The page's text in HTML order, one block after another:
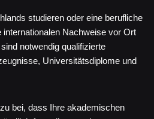
studieren oder eine berufliche
Nachweise vor Ort
notwendig qualifizierte
Universitätsdiplome und
bei, dass Ihre akademischen